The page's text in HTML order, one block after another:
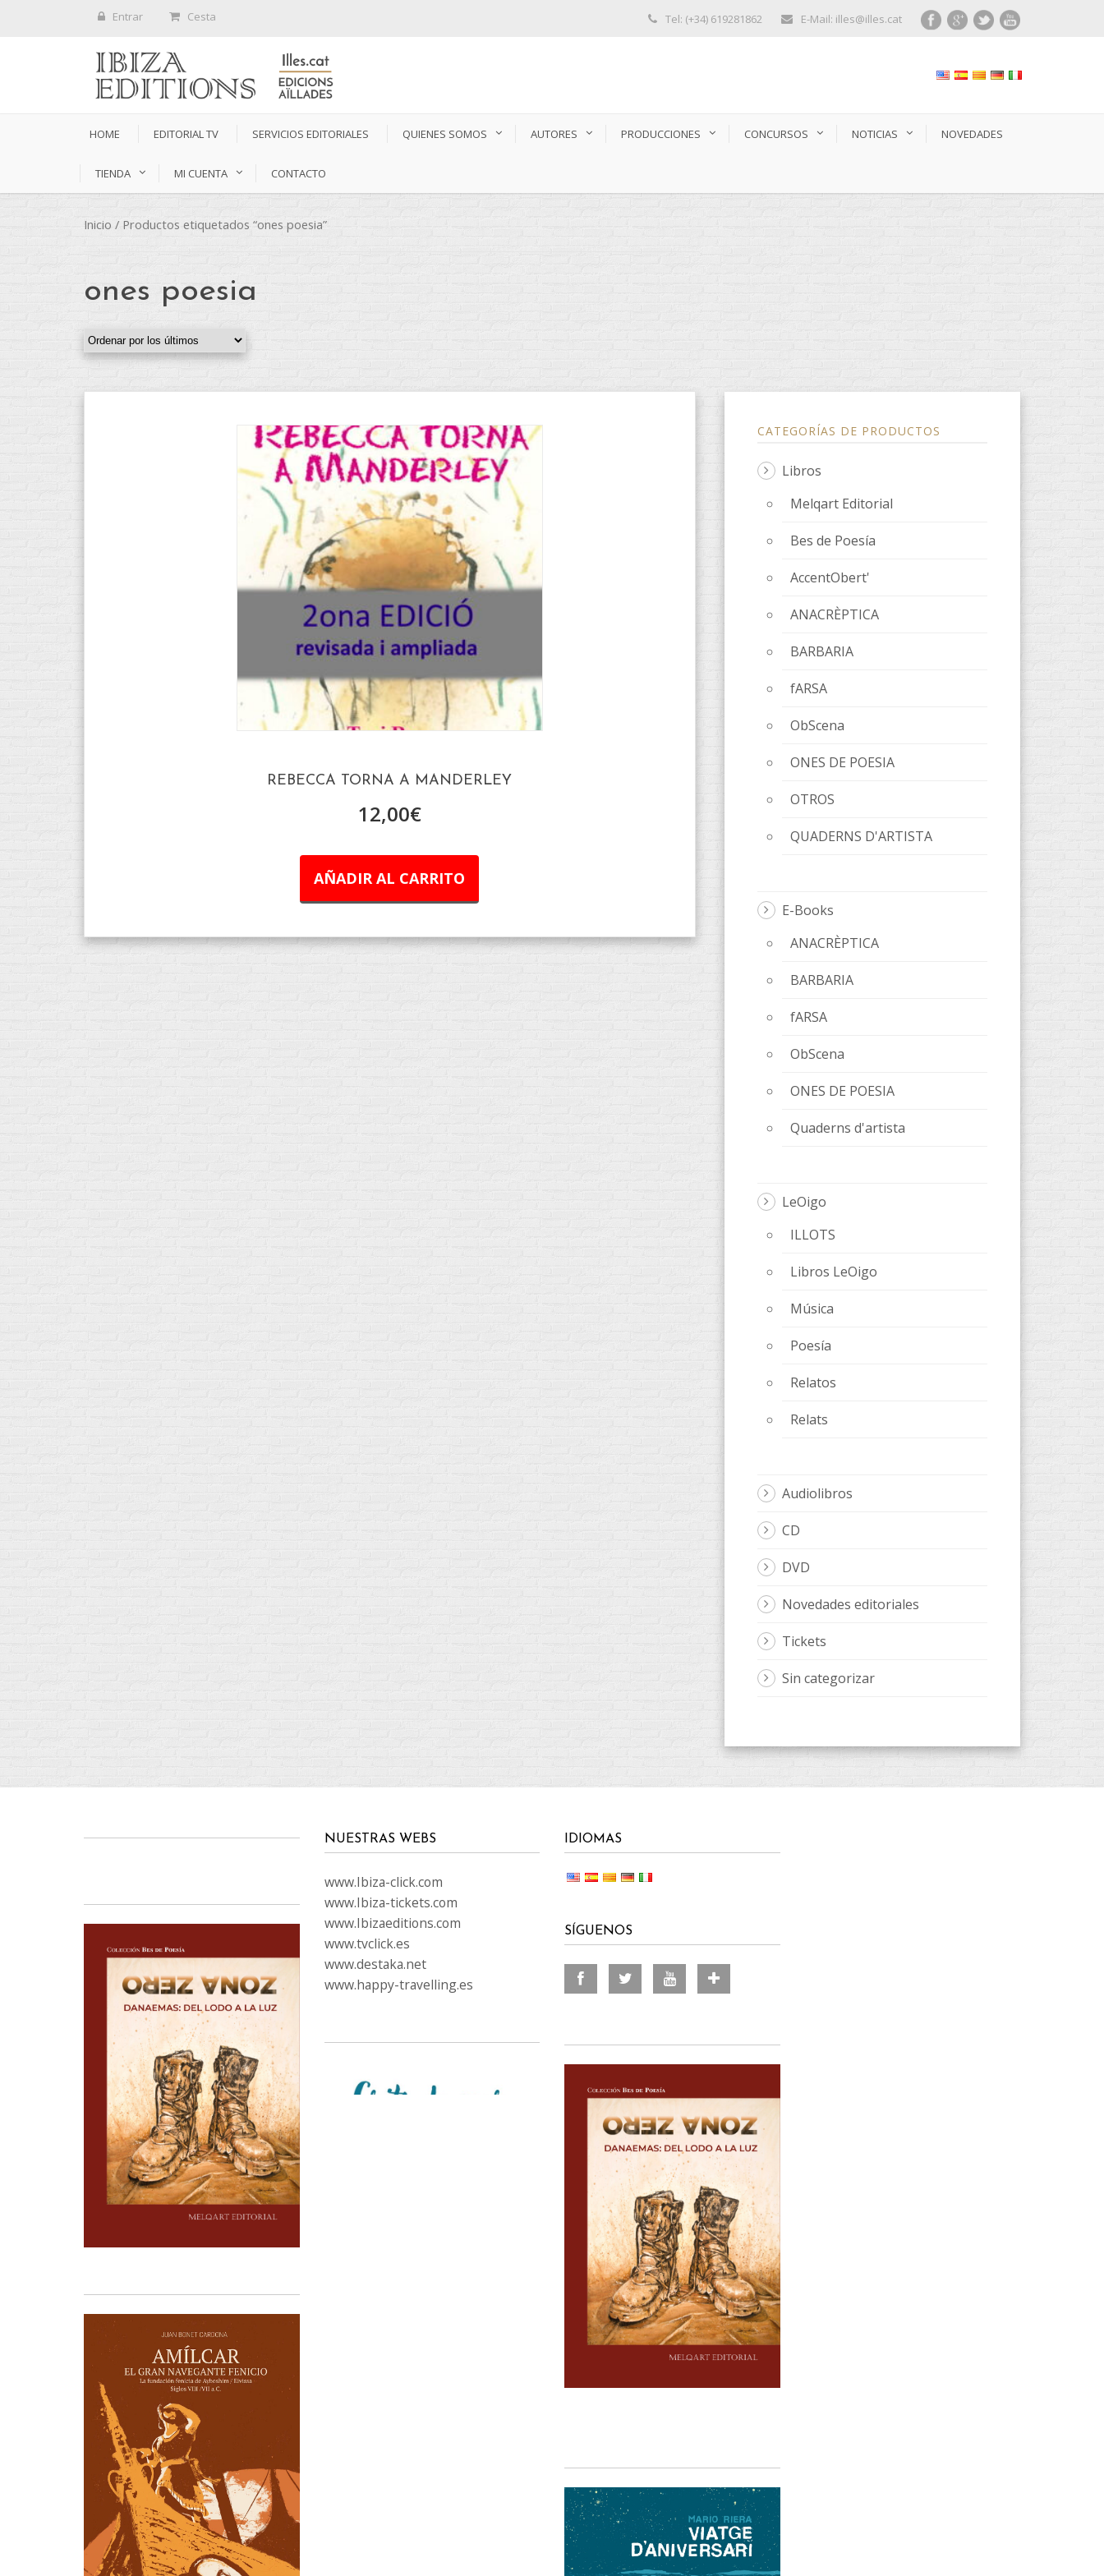
Entrar Cesta Tel: (+34) 619281862 E-Mail: illes@illes.cat
HOME EDITORIAL TV SERVICIOS EDITORIALES QUIENES SOMOS AUTORES PRODUCCIONES CONCURSOS NOTICIAS NOVEDADES
TIENDA MI CUENTA CONTACTO
Inicio / Productos etiquetados “ones poesia”
ones poesia
REBECCA TORNA A MANDERLEY
12,00€
AÑADIR AL CARRITO
CATEGORÍAS DE PRODUCTOS
Libros
Melqart Editorial
Bes de Poesía
AccentObert'
ANACRÈPTICA
BARBARIA
fARSA
ObScena
ONES DE POESIA
OTROS
QUADERNS D'ARTISTA
E-Books
ANACRÈPTICA
BARBARIA
fARSA
ObScena
ONES DE POESIA
Quaderns d'artista
LeOigo
ILLOTS
Libros LeOigo
Música
Poesía
Relatos
Relats
Audiolibros
CD
DVD
Novedades editoriales
Tickets
Sin categorizar
NUESTRAS WEBS
www.Ibiza-click.com
www.Ibiza-tickets.com
www.Ibizaeditions.com
www.tvclick.es
www.destaka.net
www.happy-travelling.es
IDIOMAS
SÍGUENOS